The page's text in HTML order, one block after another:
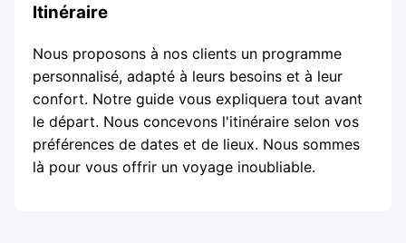
Itinéraire
Nous proposons à nos clients un programme
personnalisé, adapté à leurs besoins et à leur
confort. Notre guide vous expliquera tout avant
le départ. Nous concevons l'itinéraire selon vos
préférences de dates et de lieux. Nous sommes
là pour vous offrir un voyage inoubliable.